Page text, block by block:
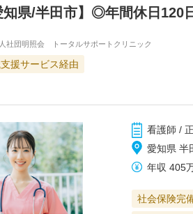
知県/半田市】◎年間休日
社団明照会 トータルサポートクリニック
援サービス経由
看護師 /
愛知県 半
年収 405
社会保険完